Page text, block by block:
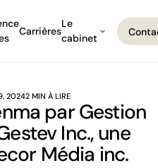
Carrières
Le
cabinet
20242 MIN À LIRE
par Gestion
Inc., une
Média inc.